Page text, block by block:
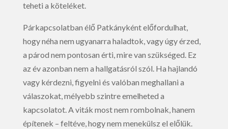
teheti a köteléket.
Párkapcsolatban élő Patkányként előfordulhat,
hogy néha nem ugyanarra haladtok, vagy úgy érzed,
a párod nem pontosan érti, mire van szükséged. Ez
az év azonban nem a hallgatásról szól. Ha hajlandó
vagy kérdezni, figyelni és valóban meghallani a
válaszokat, mélyebb szintre emelheted a
kapcsolatot. A viták most nem rombolnak, hanem
építenek – feltéve, hogy nem menekülsz el előlük.